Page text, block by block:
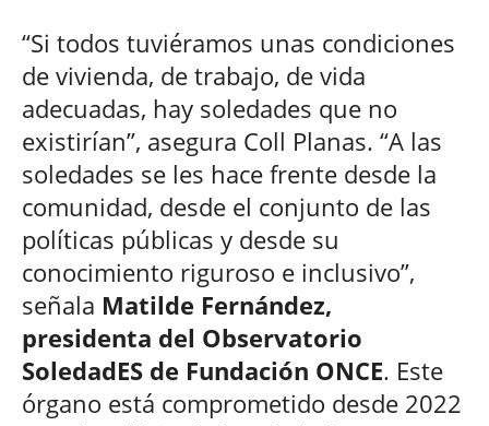
“Si todos tuviéramos unas condiciones
de vivienda, de trabajo, de vida
adecuadas, hay soledades que no
existirían”, asegura Coll Planas. “A las
soledades se les hace frente desde la
comunidad, desde el conjunto de las
políticas públicas y desde su
conocimiento riguroso e inclusivo”,
señala Matilde Fernández,
presidenta del Observatorio
SoledadES de Fundación ONCE. Este
órgano está comprometido desde 2022